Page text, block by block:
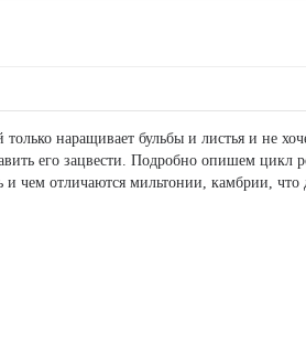
наращивает бульбы и листья и не
его зацвести. Подробно опишем цикл
чем отличаются мильтонии, камбрии, что